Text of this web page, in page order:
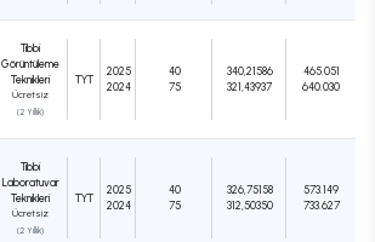
Tıbbi
Görüntüleme
Teknikleri
Ücretsiz
(2 Yıllık)
TYT
2025
2024
40
75
340,21586
321,43937
465.051
640.030
Tıbbi
Laboratuvar
Teknikleri
Ücretsiz
(2 Yıllık)
TYT
2025
2024
40
75
326,75158
312,50350
573.149
733.627